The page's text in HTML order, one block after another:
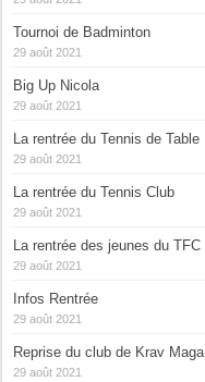
Tournoi de Badminton
29 août 2021
Big Up Nicola
29 août 2021
La rentrée du Tennis de Table
29 août 2021
La rentrée du Tennis Club
29 août 2021
La rentrée des jeunes du TFC
29 août 2021
Infos Rentrée
29 août 2021
Reprise du club de Krav Maga
29 août 2021